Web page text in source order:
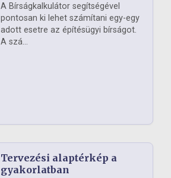
A Bírságkalkulátor segítségével
pontosan ki lehet számítani egy-egy
adott esetre az építésügyi bírságot.
A szá...
Tervezési alaptérkép a
gyakorlatban